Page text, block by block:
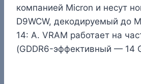
компанией Micron и несут
D9WCW, декодируемый до
14: A. VRAM работает на
(GDDR6-эффективный — 14